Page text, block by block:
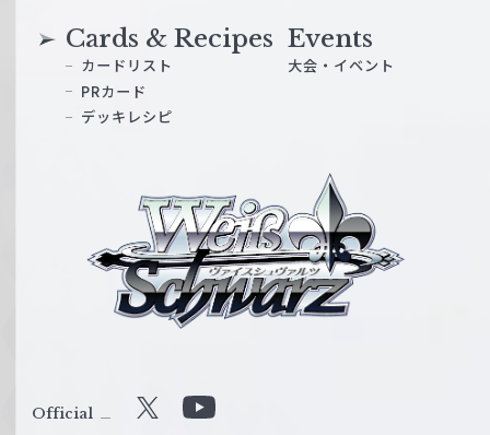
ス
ル
Cards & Recipes
カードリスト
PRカード
デッキレシピ
Events
大会・イベント
Official X